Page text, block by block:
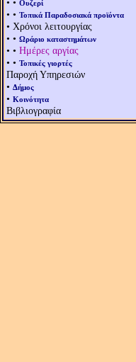
Ουζερί
• • Τοπικά Παραδοσιακά προϊόντα
• Χρόνοι λειτουργίας
• • Ωράριο καταστημάτων
• • Ημέρες αργίας
• • Τοπικές γιορτές
Παροχή Υπηρεσιών
• Δήμος
• Κοινότητα
Βιβλιογραφία